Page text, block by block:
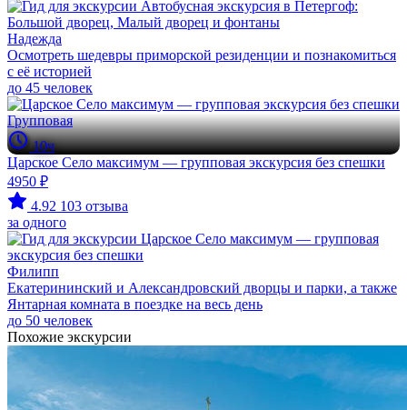
Надежда
Осмотреть шедевры приморской резиденции и познакомиться
с её историей
до 45 человек
Групповая
10ч
Царское Село максимум — групповая экскурсия без спешки
4950 ₽
4.92 103 отзыва
за одного
Филипп
Екатерининский и Александровский дворцы и парки, а также
Янтарная комната в поездке на весь день
до 50 человек
Похожие экскурсии